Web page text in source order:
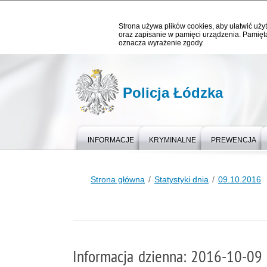
Strona używa plików cookies, aby ułatwić
oraz zapisanie w pamięci urządzenia.
oznacza wyrażenie zgody.
Policja Łódzka
INFORMACJE KRYMINALNE PREWENCJA
Strona główna Statystyki dnia 09.10.2016
Informacja dzienna: 2016-10-09